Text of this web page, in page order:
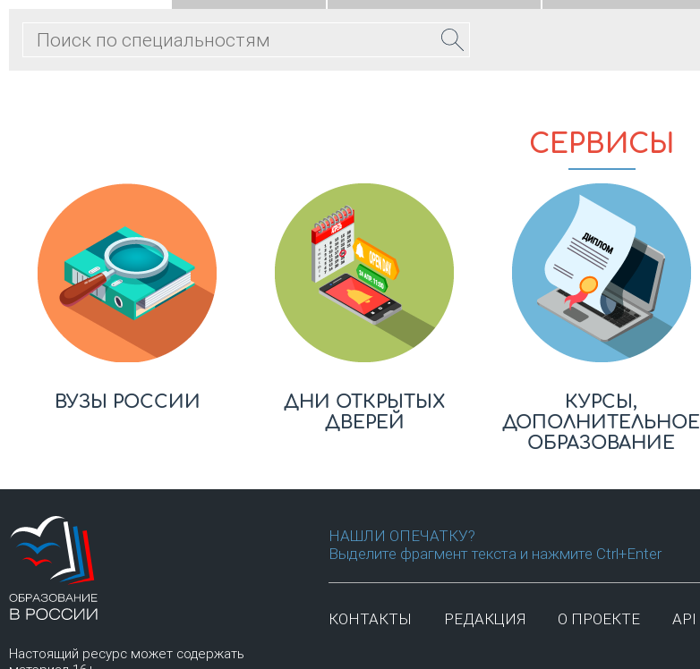
СЕРВИСЫ
ВУЗЫ РОССИИ
ДНИ ОТКРЫТЫХ
ДВЕРЕЙ
КУРСЫ,
ДОПОЛНИТЕЛЬНОЕ
ОБРАЗОВАНИЕ
Настоящий ресурс может содержать
НАШЛИ ОПЕЧАТКУ?
Выделите фрагмент текста и нажмите Ctrl+Enter
КОНТАКТЫ РЕДАКЦИЯ О ПРОЕКТЕ API